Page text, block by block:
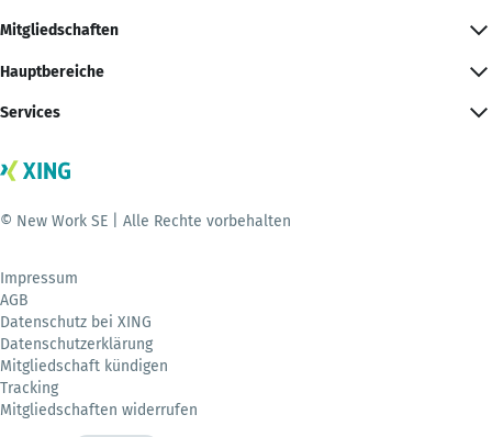
Mitgliedschaften
Hauptbereiche
Services
© New Work SE | Alle Rechte vorbehalten
Impressum
AGB
Datenschutz bei XING
Datenschutzerklärung
Mitgliedschaft kündigen
Tracking
Mitgliedschaften widerrufen